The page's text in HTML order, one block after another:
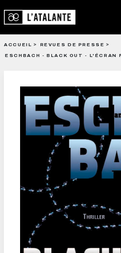
ACCUEIL
REVUES DE PRESSE
ESCHBACH - BLACK OUT - L'ÉCRAN